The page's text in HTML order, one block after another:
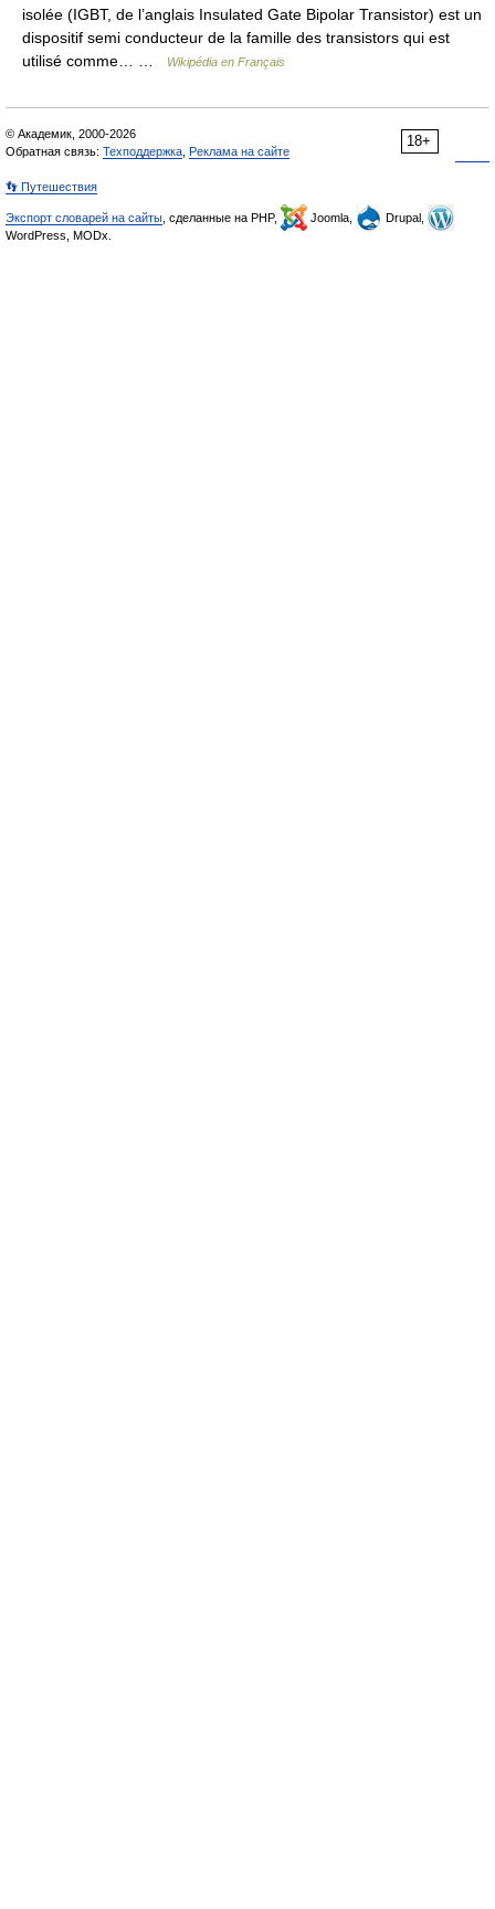
isolée (IGBT, de l’anglais Insulated Gate Bipolar Transistor) est un
dispositif semi conducteur de la famille des transistors qui est
utilisé comme… …
Wikipédia en Français
18+
© Академик, 2000-2026
Обратная связь: Техподдержка Реклама на сайте
👣 Путешествия
Экспорт словарей на сайты , сделанные на PHP, Joomla,
Drupal,
WordPress, MODx.